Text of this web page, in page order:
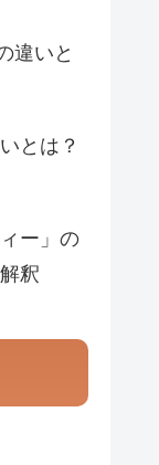
違いと
とは？
ー」の
釈